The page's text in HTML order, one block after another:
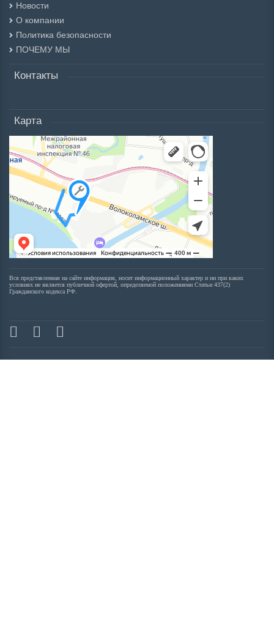
Новости
О компании
Политика безопасности
ПОЧЕМУ МЫ
Контакты
Карта
Вся представленная на сайте информация, носит информационный характер и ни при каких
условиях не является публичной офертой, определяемой положениями Статьи 437(2)
Гражданского кодекса РФ.